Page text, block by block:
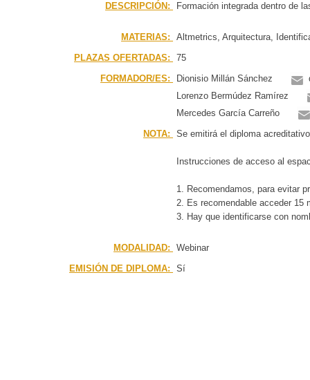
DESCRIPCIÓN:
Formación integrada dentro de
MATERIAS:
Altmetrics, Arquitectura,
PLAZAS OFERTADAS:
75
FORMADOR/ES:
Dionisio Millán Sánchez
Lorenzo Bermúdez Ramírez
Mercedes García Carreño
NOTA:
Se emitirá el diploma
Instrucciones de acceso al
1. Recomendamos, para evitar
2. Es recomendable acceder 15
3. Hay que identificarse con
MODALIDAD:
Webinar
EMISIÓN DE DIPLOMA:
Sí